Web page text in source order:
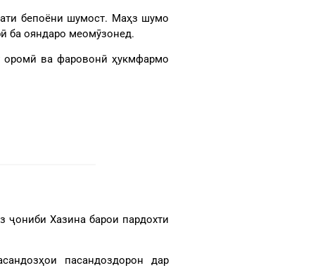
бепоёни шумост. Маҳз шумо
ба ояндаро меомӯзонед.
оромӣ ва фаровонӣ ҳукмфармо
ҷониби Хазина барои пардохти
пасандоздорон дар